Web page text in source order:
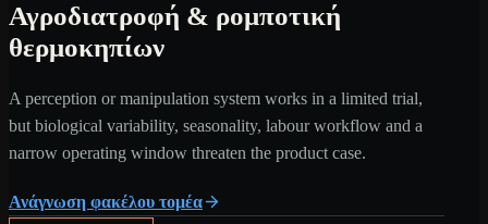
Αγροδιατροφή & ρομποτική
θερμοκηπίων
A perception or manipulation system works in a limited trial,
but biological variability, seasonality, labour workflow and a
narrow operating window threaten the product case.
Ανάγνωση φακέλου τομέα